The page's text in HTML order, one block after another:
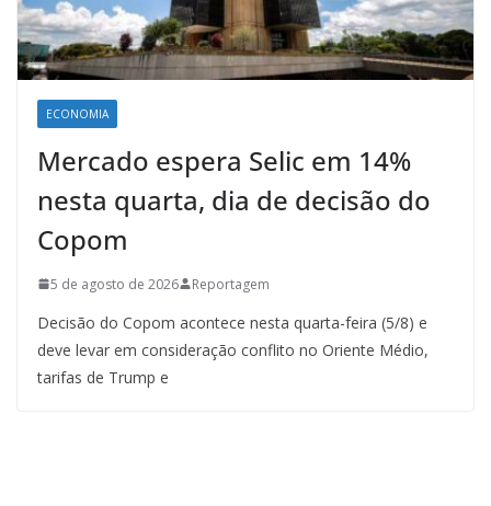
ECONOMIA
Mercado espera Selic em 14%
nesta quarta, dia de decisão do
Copom
5 de agosto de 2026 Reportagem
Decisão do Copom acontece nesta quarta-feira (5/8) e
deve levar em consideração conflito no Oriente Médio,
tarifas de Trump e